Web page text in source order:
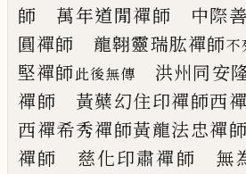
師 萬年道閒禪師 中際
圓禪師 龍翱靈瑞肱禪師不
堅禪師此後無傳
洪州同安
禪師 黃蘗幻住印禪師西
西禪希秀禪師黃龍法忠禪
禪師 慈化印肅禪師 無